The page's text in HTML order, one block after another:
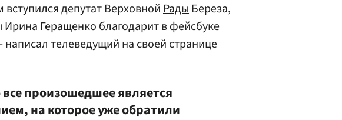
депутат ВерховнойРадыБереза,
Геращенко благодарит в фейсбуке
телеведущий на своей странице
произошедшее является
на которое уже обратили